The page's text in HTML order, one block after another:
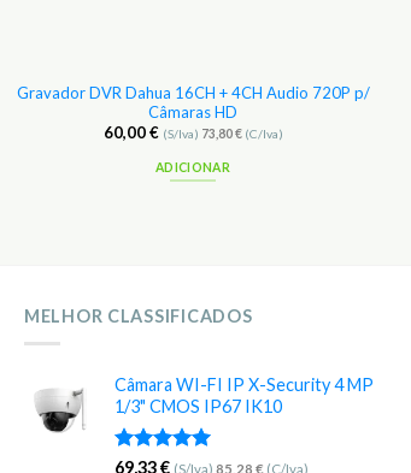
Gravador DVR Dahua 16CH + 4CH Audio 720P p/
Câmaras HD
60,00€ (S/Iva) 73,80€(C/Iva)
ADICIONAR
MELHOR CLASSIFICADOS
Câmara WI-FI IP X-Security 4 MP
1/3" CMOS IP67 IK10
Avaliação
69,33€ (S/Iva) 85,28 € (C/Iva)